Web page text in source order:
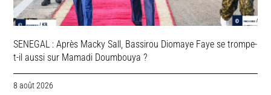
SENEGAL : Après Macky Sall, Bassirou Diomaye Faye se trompe-
t-il aussi sur Mamadi Doumbouya ?
8 août 2026